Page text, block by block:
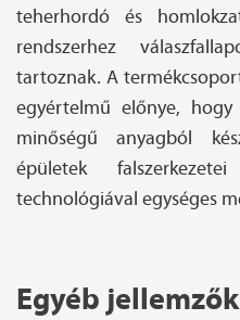
teherhordó és
rendszerhez
tartoznak. A
egyértelmű előnye,
minőségű anyagból
épületek
technológiával egységes
Egyéb jellemzők